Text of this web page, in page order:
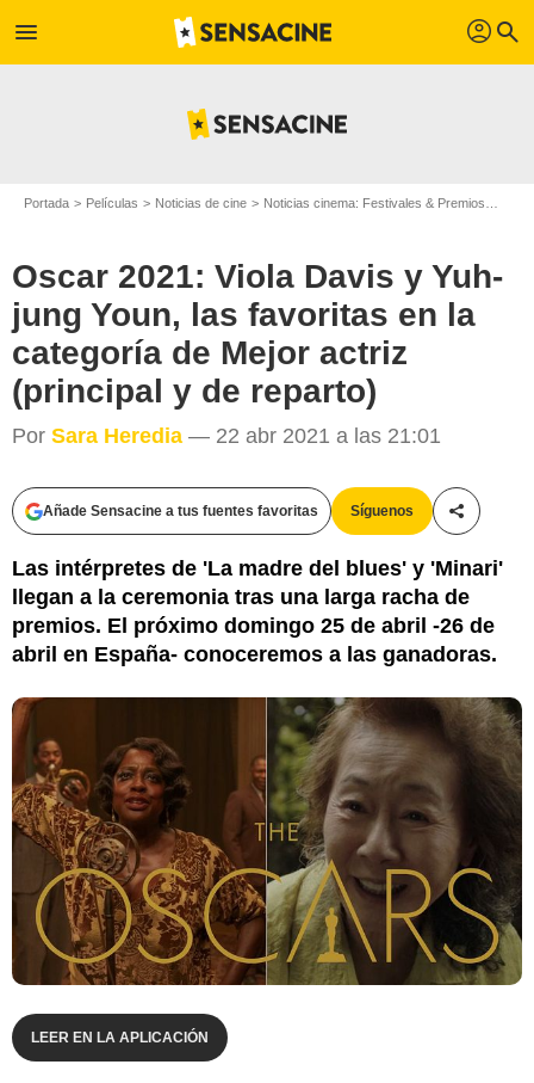
menu profil search
Portada Películas Noticias de cine Noticias cinema: Festivales & Premios
Oscar 2021: Viola Davis y Yuh-
jung Youn, las favoritas en la
categoría de Mejor actriz
(principal y de reparto)
Por Sara Heredia — 22 abr 2021 a las 21:01
Añade Sensacine a tus fuentes favoritas Síguenos
Las intérpretes de 'La madre del blues' y 'Minari'
llegan a la ceremonia tras una larga racha de
premios. El próximo domingo 25 de abril -26 de
abril en España- conoceremos a las ganadoras.
LEER EN LA APLICACIÓN